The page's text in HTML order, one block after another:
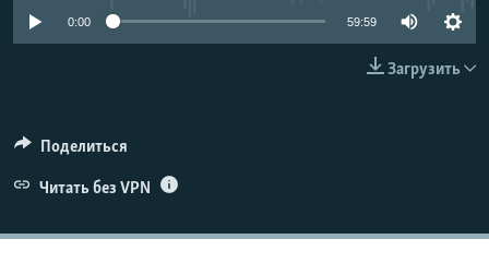
ПОБЕДИТЕЛЕЙ НЕ СУДЯТ?
УКРАИНСКАЯ ПРОБЛЕМА КРЫМА
ПРИСОЕДИНЯЙТЕСЬ!
0:00 59:59
Загрузить
Поделиться
Читать без VPN